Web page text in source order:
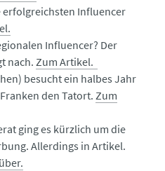
Influencer
Influencer? Der
nach. Zum Artikel.
besucht ein halbes Jahr
den Tatort. Zum
ging es kürzlich um die
Allerdings in Artikel.